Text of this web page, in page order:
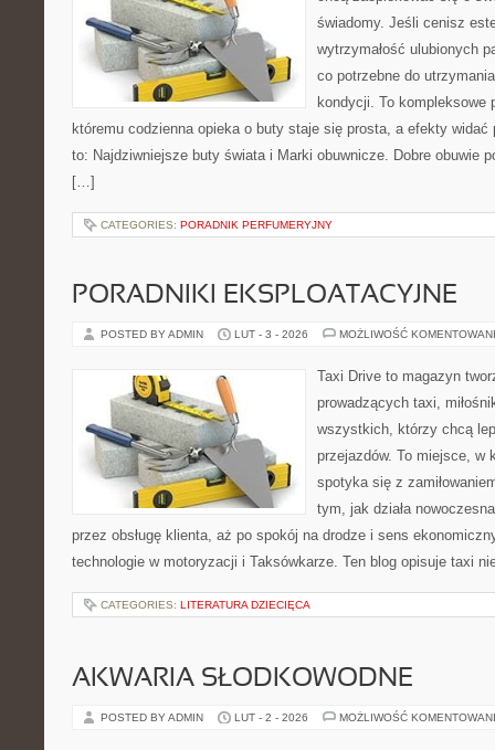
świadomy. Jeśli cenisz
wytrzymałość ulubionych
co potrzebne do
kondycji. To kompleksowe
któremu codzienna opieka o buty staje się prosta, a efekty
to: Najdziwniejsze buty świata i Marki obuwnicze. Dobre obuwie
[…]
CATEGORIES: PORADNIK PERFUMERYJNY
PORADNIKI EKSPLOATACYJNE
POSTED BY ADMIN LUT - 3 - 2026 MOŻLIWOŚĆ
Taxi Drive to magazyn
prowadzących taxi,
wszystkich, którzy chcą
przejazdów. To miejsce, w
spotyka się z
tym, jak działa
przez obsługę klienta, aż po spokój na drodze i sens
technologie w motoryzacji i Taksówkarze. Ten blog opisuje taxi
CATEGORIES: LITERATURA DZIECIĘCA
AKWARIA SŁODKOWODNE
POSTED BY ADMIN LUT - 2 - 2026 MOŻLIWOŚĆ